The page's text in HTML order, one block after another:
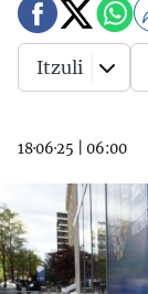
18·06·25 06:00
Itzuli